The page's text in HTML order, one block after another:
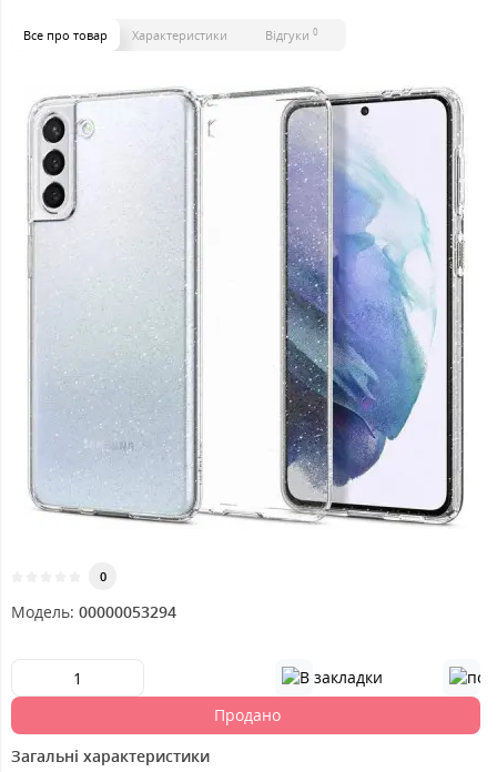
Все про товар Характеристики Відгуки 0
0
Модель: 00000053294
Продано
Загальні характеристики